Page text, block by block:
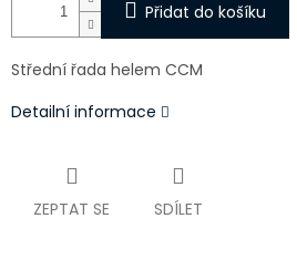
Přidat do košíku
Střední řada helem CCM
Detailní informace
ZEPTAT SE SDÍLET